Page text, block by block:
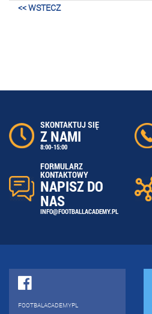
<< WSTECZ
SKONTAKTUJ SIĘ
Z NAMI
8:00-15:00
FORMULARZ
KONTAKTOWY
NAPISZ DO
NAS
INFO@FOOTBALLACADEMY.PL
FOOTBALACADEMYPL